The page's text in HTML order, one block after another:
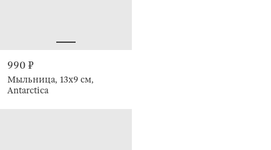
990 ₽
Мыльница, 13х9 см,
Antarctica